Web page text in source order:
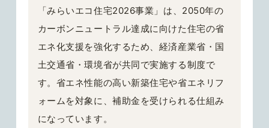
「みらいエコ住宅2026事業」は、 2050年の
カーボンニュートラル達成に向けた住宅の省
エネ化支援を強化するため、 経済産業省・国
土交通省・環境省が共同で実施する制度で
す。 省エネ性能の高い新築住宅や省エネリフ
ォームを対象に、補助金を受けられる仕組み
になっています。